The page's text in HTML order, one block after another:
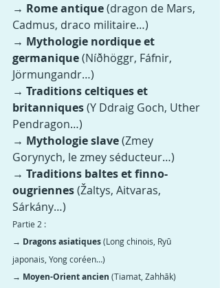
→ Rome antique (dragon de Mars,
Cadmus, draco militaire…)
→ Mythologie nordique et
germanique (Níðhöggr, Fáfnir,
Jörmungandr…)
→ Traditions celtiques et
britanniques (Y Ddraig Goch, Uther
Pendragon…)
→ Mythologie slave (Zmey
Gorynych, le zmey séducteur…)
→ Traditions baltes et finno-
ougriennes (Žaltys, Aitvaras,
Sárkány…)
Partie 2 :
→ Dragons asiatiques (Long chinois, Ryū
japonais, Yong coréen…)
→ Moyen-Orient ancien (Tiamat, Zahhāk)